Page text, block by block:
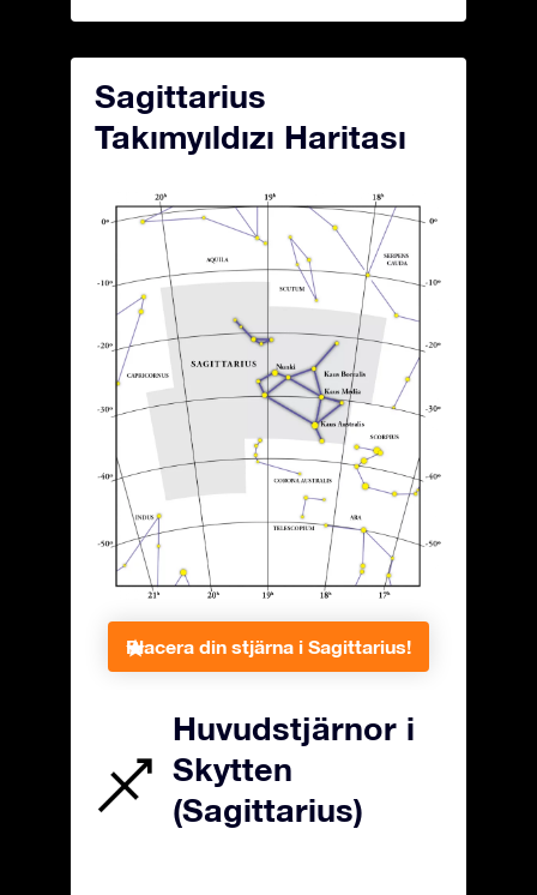
Sagittarius
Takımyıldızı Haritası
Placera din stjärna i Sagittarius!
Huvudstjärnor i
Skytten
(Sagittarius)